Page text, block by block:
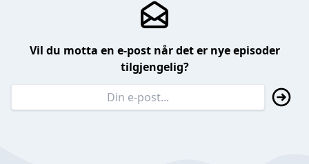
Vil du motta en e-post når det er nye episoder
tilgjengelig?